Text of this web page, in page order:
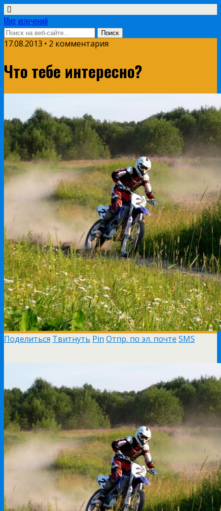
Мир увлечений
17.08.2013 • 2 комментария
Что тебе интересно?
Поделиться Твитнуть Pin Отпр. по эл. почте SMS